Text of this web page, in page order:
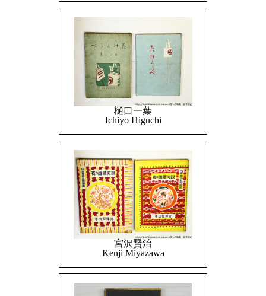
樋口一葉
Ichiyo Higuchi
宮沢賢治
Kenji Miyazawa